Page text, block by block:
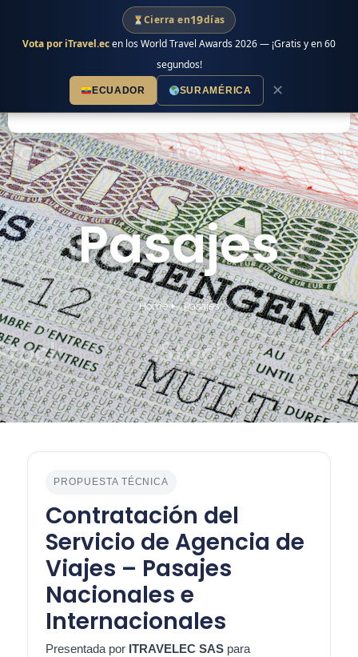
contenido
Pasajes
Home Pasajes
PROPUESTA TÉCNICA
Contratación del
Servicio de Agencia de
Viajes – Pasajes
Nacionales e
Internacionales
Presentada por ITRAVELEC SAS para
Cierra en19días
Vota por iTravel.ecen los World Travel Awards 2026 — ¡Gratis y en 60
segundos!
ECUADOR SURAMÉRICA ✕